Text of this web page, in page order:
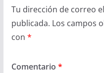
Tu dirección de correo
publicada. Los campos
con *
Comentario *